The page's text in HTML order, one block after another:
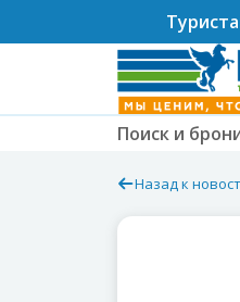
Поиск и
Назад к